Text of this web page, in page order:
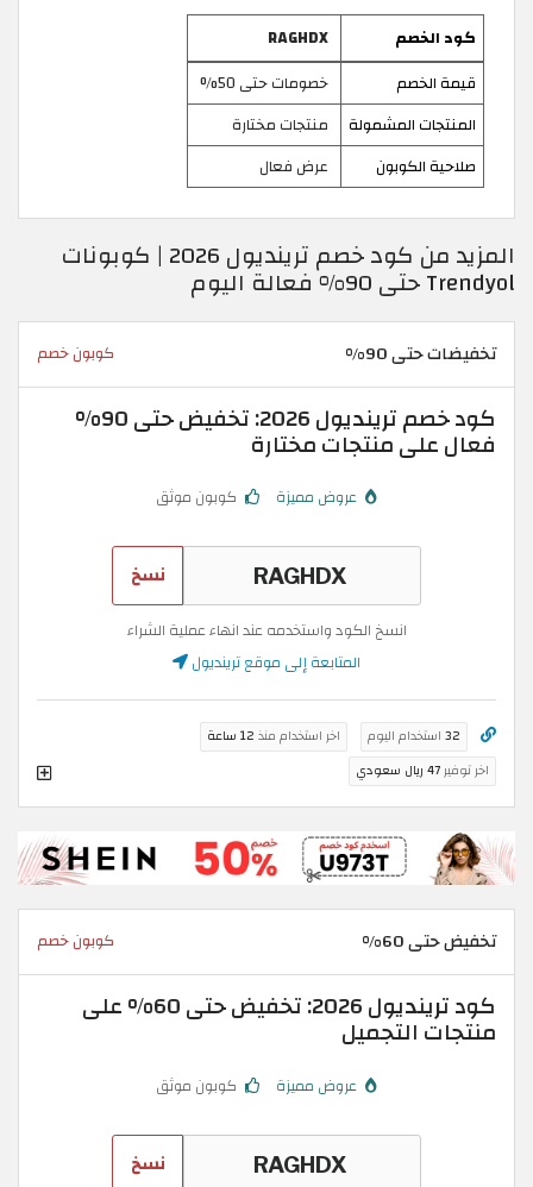
كود الخصم
RAGHDX
قيمة الخصم
خصومات حتى 50%
المنتجات المشمولة
منتجات مختارة
صلاحية الكوبون
عرض فعال
المزيد من كود خصم ترينديول 2026 | كوبونات
Trendyol حتى 90% فعالة اليوم
تخفيضات حتى 90% كوبون خصم
كود خصم ترينديول 2026: تخفيض حتى 90%
فعال على منتجات مختارة
عروض مميزة كوبون موثق
نسخ
انسخ الكود واستخدمه عند انهاء عملية الشراء
المتابعة إلى موقع ترينديول
32 استخدام اليوم اخر استخدام منذ 12 ساعة
اخر توفير47 ريال سعودي
تخفيض حتى 60% كوبون خصم
كود ترينديول 2026: تخفيض حتى 60% على
منتجات التجميل
عروض مميزة كوبون موثق
نسخ